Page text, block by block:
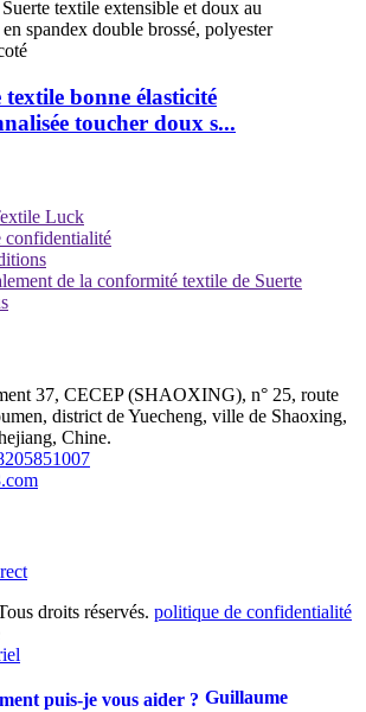
textile bonne élasticité
toucher doux s...
Luck
confidentialité
de la conformité textile de Suerte
37, CECEP (SHAOXING), n° 25, route
district de Yuecheng, ville de Shaoxing,
Chine.
droits réservés. politique de confidentialité
Guillaume